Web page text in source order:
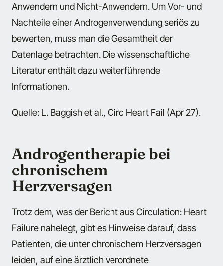
Anwendern und Nicht-Anwendern. Um Vor- und
Nachteile einer Androgenverwendung seriös zu
bewerten, muss man die Gesamtheit der
Datenlage betrachten. Die wissenschaftliche
Literatur enthält dazu weiterführende
Informationen.
Quelle: L. Baggish et al., Circ Heart Fail (Apr 27).
Androgentherapie bei
chronischem
Herzversagen
Trotz dem, was der Bericht aus Circulation: Heart
Failure nahelegt, gibt es Hinweise darauf, dass
Patienten, die unter chronischem Herzversagen
leiden, auf eine ärztlich verordnete